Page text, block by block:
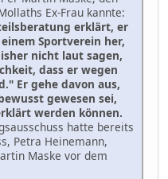
Ex-Frau kannte:
erklärt, er
Sportverein her,
nicht laut sagen,
dass er wegen
Er gehe davon aus,
gewesen sei,
werden können.
hatte bereits
Petra Heinemann,
Maske vor dem